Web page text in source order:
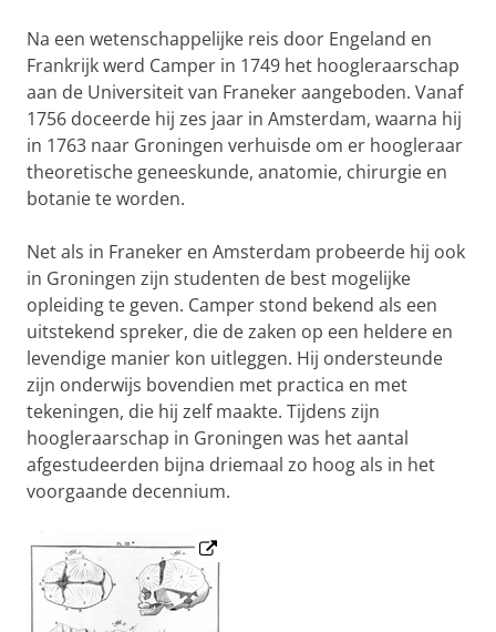
Na een wetenschappelijke reis door Engeland en
Frankrijk werd Camper in 1749 het hoogleraarschap
aan de Universiteit van Franeker aangeboden. Vanaf
1756 doceerde hij zes jaar in Amsterdam, waarna hij
in 1763 naar Groningen verhuisde om er hoogleraar
theoretische geneeskunde, anatomie, chirurgie en
botanie te worden.
Net als in Franeker en Amsterdam probeerde hij ook
in Groningen zijn studenten de best mogelijke
opleiding te geven. Camper stond bekend als een
uitstekend spreker, die de zaken op een heldere en
levendige manier kon uitleggen. Hij ondersteunde
zijn onderwijs bovendien met practica en met
tekeningen, die hij zelf maakte. Tijdens zijn
hoogleraarschap in Groningen was het aantal
afgestudeerden bijna driemaal zo hoog als in het
voorgaande decennium.